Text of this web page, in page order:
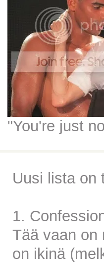
"You're just
Uusi lista on
1.
Tää vaan on
on ikinä